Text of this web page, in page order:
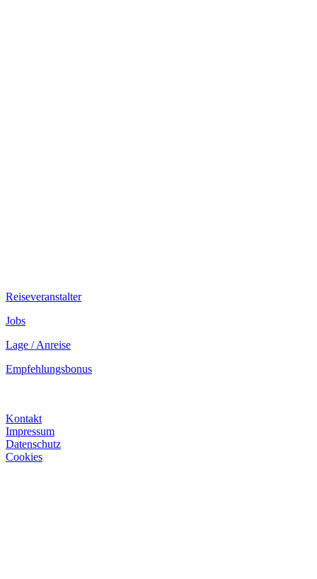
Reiseveranstalter
Jobs
Lage / Anreise
Empfehlungsbonus
Kontakt
Impressum
Datenschutz
Cookies